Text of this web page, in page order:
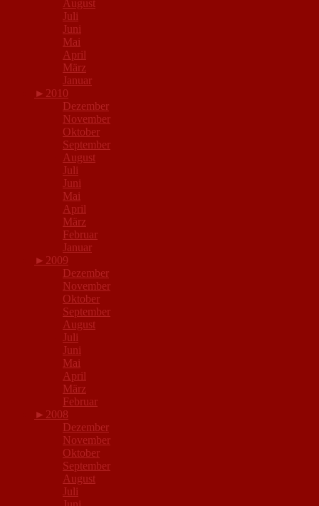
August
Juli
Juni
Mai
April
März
Januar
► 2010
Dezember
November
Oktober
September
August
Juli
Juni
Mai
April
März
Februar
Januar
► 2009
Dezember
November
Oktober
September
August
Juli
Juni
Mai
April
März
Februar
► 2008
Dezember
November
Oktober
September
August
Juli